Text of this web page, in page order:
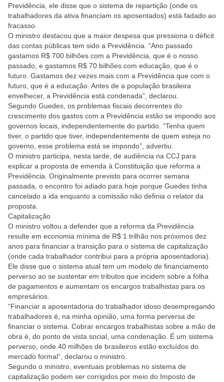
Previdência, ele disse que o sistema de repartição (onde os
trabalhadores da ativa financiam os aposentados) está fadado ao
fracasso.
O ministro destacou que a maior despesa que pressiona o déficit
das contas públicas tem sido a Previdência. “Ano passado
gastamos R$ 700 bilhões com a Previdência, que é o nosso
passado, e gastamos R$ 70 bilhões com educação, que é o
futuro. Gastamos dez vezes mais com a Previdência que com o
futuro, que é a educação. Antes de a população brasileira
envelhecer, a Previdência está condenada”, declarou.
Segundo Guedes, os problemas fiscais decorrentes do
crescimento dos gastos com a Previdência estão se impondo aos
governos locais, independentemente do partido. “Tenha quem
tiver, o partido que tiver, independentemente de quem esteja no
governo, esse problema está se impondo”, advertiu.
O ministro participa, nesta tarde, de audiência na CCJ para
explicar a proposta de emenda à Constituição que reforma a
Previdência. Originalmente previsto para ocorrer semana
passada, o encontro foi adiado para hoje porque Guedes tinha
cancelado a ida enquanto a comissão não definia o relator da
proposta.
Capitalização
O ministro voltou a defender que a reforma da Previdência
resulte em economia mínima de R$ 1 trilhão nos próximos dez
anos para financiar a transição para o sistema de capitalização
(onde cada trabalhador contribui para a própria aposentadoria).
Ele disse que o sistema atual tem um modelo de financiamento
perverso ao se sustentar em tributos que incidem sobre a folha
de pagamentos e aumentam os encargos trabalhistas para os
empresários.
“Financiar a aposentadoria do trabalhador idoso desempregando
trabalhadores é, na minha opinião, uma forma perversa de
financiar o sistema. Cobrar encargos trabalhistas sobre a mão de
obra é, do ponto de vista social, uma condenação. É um sistema
perverso, onde 40 milhões de brasileiros estão excluídos do
mercado formal”, declarou o ministro.
Segundo o ministro, eventuais problemas no sistema de
capitalização podem ser corrigidos por meio do Imposto de